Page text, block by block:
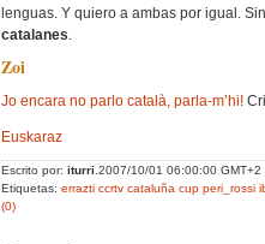
lenguas. Y quiero a ambas por igual.
catalanes
Zoi
Jo encara no parlo català, parla-m’hi!
Euskaraz
Escrito por: iturri .2007/10/01 06:00:00 GMT+2
Etiquetas: errazti ccrtv cataluña cup peri_rossi
(0)